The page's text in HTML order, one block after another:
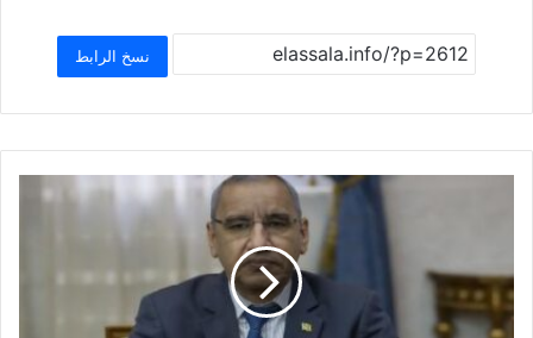
c
e
b
o
o
st
o
d
o
n
ai
l
at
s
A
p
p
ar
e
نسخ الرابط